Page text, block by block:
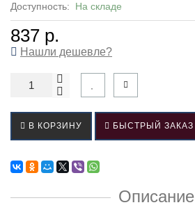
Доступность: На складе
837 р.
Нашли дешевле?
В КОРЗИНУ БЫСТРЫЙ ЗАКАЗ
Описание